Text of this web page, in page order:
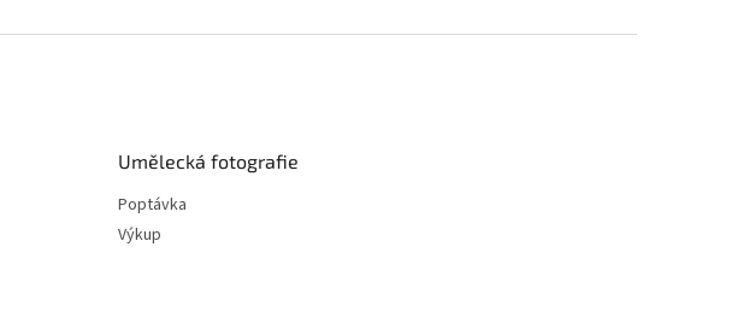
Umělecká fotografie
Poptávka
Výkup